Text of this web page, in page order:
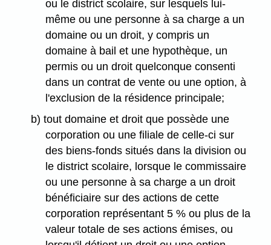
ou le district scolaire, sur lesquels lui-
même ou une personne à sa charge a un
domaine ou un droit, y compris un
domaine à bail et une hypothèque, un
permis ou un droit quelconque consenti
dans un contrat de vente ou une option, à
l'exclusion de la résidence principale;
b) tout domaine et droit que possède une
corporation ou une filiale de celle-ci sur
des biens-fonds situés dans la division ou
le district scolaire, lorsque le commissaire
ou une personne à sa charge a un droit
bénéficiaire sur des actions de cette
corporation représentant 5 % ou plus de la
valeur totale de ses actions émises, ou